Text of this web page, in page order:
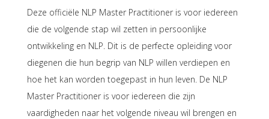
Deze officiële NLP Master Practitioner is voor iedereen
die de volgende stap wil zetten in persoonlijke
ontwikkeling en NLP. Dit is de perfecte opleiding voor
diegenen die hun begrip van NLP willen verdiepen en
hoe het kan worden toegepast in hun leven. De NLP
Master Practitioner is voor iedereen die zijn
vaardigheden naar het volgende niveau wil brengen en